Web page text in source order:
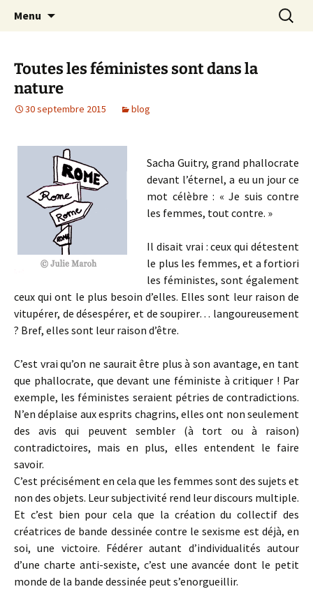
Collectif des créatrices de
bande dessinée contre le
sexisme
Menu
Toutes les féministes sont dans la
nature
30 septembre 2015 blog
Sacha Guitry, grand phallocrate
devant l’éternel, a eu un jour ce
mot célèbre : « Je suis contre
les femmes, tout contre. »
Il disait vrai : ceux qui détestent
le plus les femmes, et a fortiori
les féministes, sont également
ceux qui ont le plus besoin d’elles. Elles sont leur raison de
vitupérer, de désespérer, et de soupirer… langoureusement
? Bref, elles sont leur raison d’être.
C’est vrai qu’on ne saurait être plus à son avantage, en tant
que phallocrate, que devant une féministe à critiquer ! Par
exemple, les féministes seraient pétries de contradictions.
N’en déplaise aux esprits chagrins, elles ont non seulement
des avis qui peuvent sembler (à tort ou à raison)
contradictoires, mais en plus, elles entendent le faire
savoir.
C’est précisément en cela que les femmes sont des sujets et
non des objets. Leur subjectivité rend leur discours multiple.
Et c’est bien pour cela que la création du collectif des
créatrices de bande dessinée contre le sexisme est déjà, en
soi, une victoire. Fédérer autant d’individualités autour
d’une charte anti-sexiste, c’est une avancée dont le petit
monde de la bande dessinée peut s’enorgueillir.